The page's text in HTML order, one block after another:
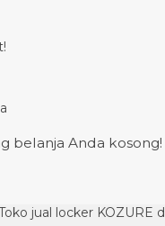
belanja Anda kosong!
jual locker KOZURE